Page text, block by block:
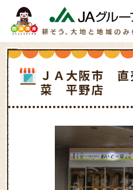
ＪＡ大阪市
菜 平野店